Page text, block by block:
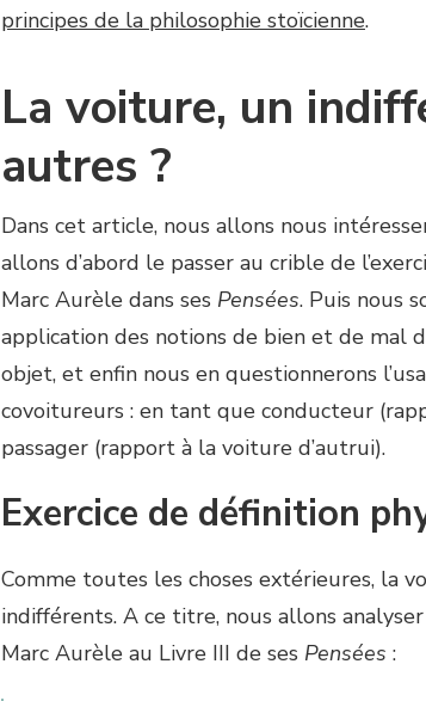
principes de la philosophie stoïcienne.
La voiture, un
autres ?
Dans cet article, nous allons nous
allons d’abord le passer au crible de
Marc Aurèle dans ses Pensées. Puis nous
application des notions de bien et de mal
objet, et enfin nous en questionnerons
covoitureurs : en tant que conducteur
passager (rapport à la voiture d’autrui).
Exercice de définition
Comme toutes les choses extérieures, la
indifférents. A ce titre, nous allons
Marc Aurèle au Livre III de ses Pensées :